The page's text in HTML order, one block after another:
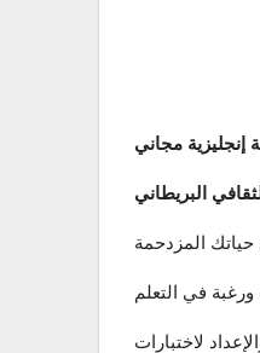
مجاني
البريطاني
حياتك المزدحمة